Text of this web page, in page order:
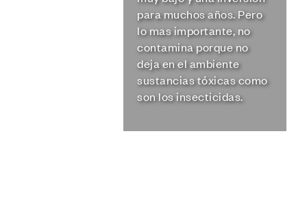
para muchos años. Pero
lo mas importante, no
contamina porque no
deja en el ambiente
sustancias tóxicas como
son los insecticidas.